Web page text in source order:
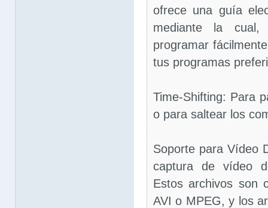
ofrece una guía
mediante la
programar
tus programas
Time-Shifting: Para
o para saltear los
Soporte para Vídeo
captura de vídeo
Estos archivos son
AVI o MPEG, y los